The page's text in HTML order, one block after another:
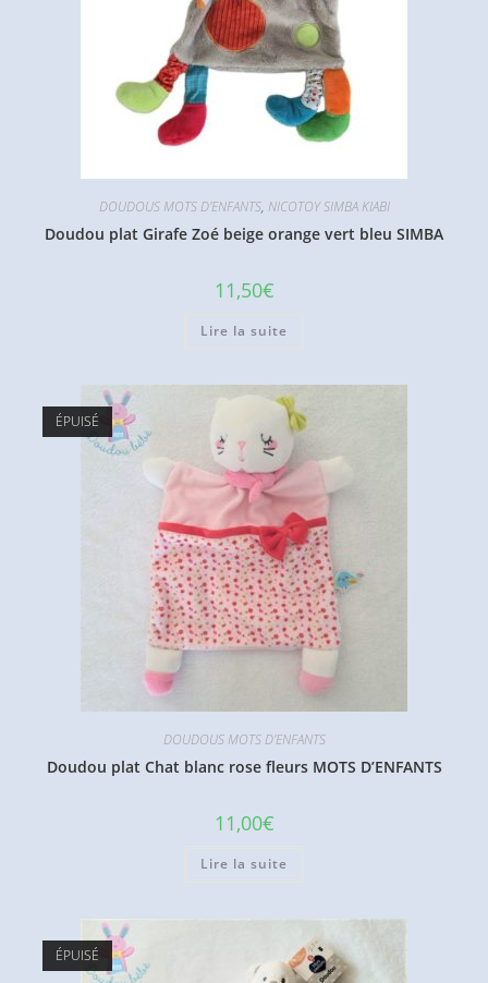
DOUDOUS MOTS D'ENFANTS, NICOTOY SIMBA KIABI
Doudou plat Girafe Zoé beige orange vert bleu SIMBA
11,50€
Lire la suite
ÉPUISÉ
DOUDOUS MOTS D'ENFANTS
Doudou plat Chat blanc rose fleurs MOTS D’ENFANTS
11,00€
Lire la suite
ÉPUISÉ